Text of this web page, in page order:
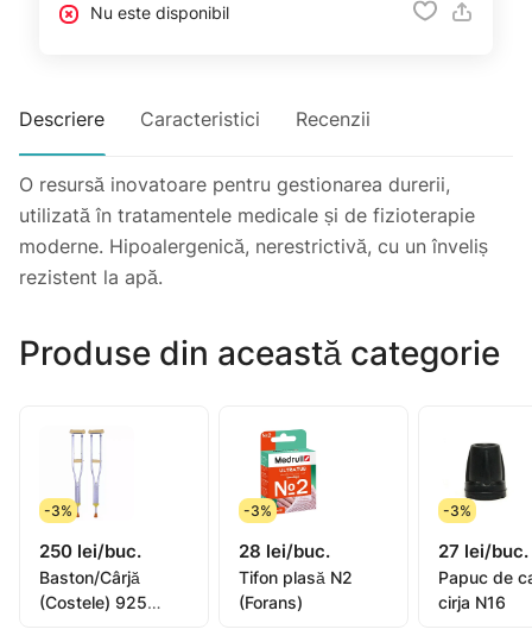
Nu este disponibil
Descriere Caracteristici Recenzii
O resursă inovatoare pentru gestionarea durerii,
utilizată în tratamentele medicale și de fizioterapie
moderne. Hipoalergenică, nerestrictivă, cu un înveliș
rezistent la apă.
Produse din această categorie
-3%
250 lei/buc.
Baston/Cârjă
(Costele) 925
-3%
28 lei/buc.
Tifon plasă N2
(Forans)
-3%
27 lei/buc.
Papuc de
cirja N16